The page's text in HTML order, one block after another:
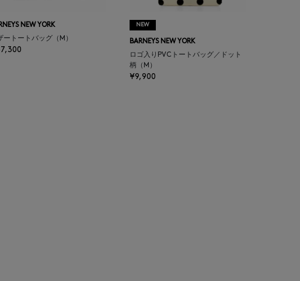
NEW YORK
ートートバッグ（M）
NEW
BARNEYS NEW YORK
ロゴ入りPVCトートバッグ／ドット
柄（M）
¥9,900